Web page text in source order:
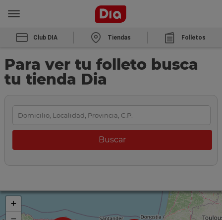
Club DIA Tiendas Folletos
Para ver tu folleto busca
tu tienda Dia
+